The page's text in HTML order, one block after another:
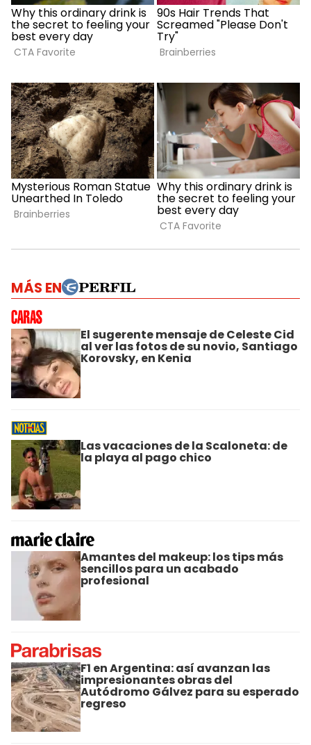
MÁS EN
El sugerente mensaje de Celeste Cid
al ver las fotos de su novio, Santiago
Korovsky, en Kenia
Las vacaciones de la Scaloneta: de
la playa al pago chico
Amantes del makeup: los tips más
sencillos para un acabado
profesional
F1 en Argentina: así avanzan las
impresionantes obras del
Autódromo Gálvez para su esperado
regreso